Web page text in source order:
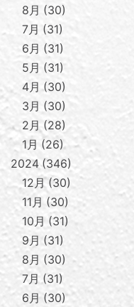
8月
30
7月
31
6月
31
5月
31
4月
30
3月
30
2月
28
1月
26
2024 346
12月 30
11月
30
10月
31
9月
31
8月
30
7月
31
6月
30